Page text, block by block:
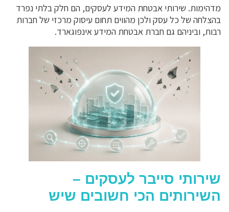
מדהימות. שירותי אבטחת המידע לעסקים, הם חלק בלתי נפרד
בהצלחה של כל עסק ולכן מהווים תחום עיסוק מרכזי של חברות
רבות, וביניהם גם חברת אבטחת המידע אינפוגארד.
שירותי סייבר לעסקים –
השירותים הכי חשובים שיש